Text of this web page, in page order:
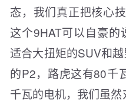
态，我们真正把核心
这个9HAT可以自豪的
适合大扭矩的SUV和
的P2，路虎这有80千
千瓦的电机，我们虽